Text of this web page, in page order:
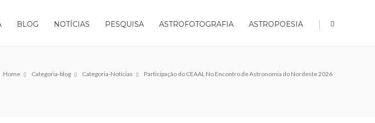
BLOG NOTÍCIAS PESQUISA ASTROFOTOGRAFIA ASTROPOESIA |
Home Categoria-blog Categoria-Notícias Participação do CEAAL No Encontro de Astronomia do Nordeste 2026